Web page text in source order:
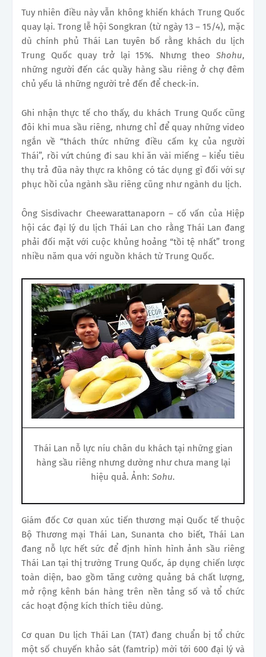
Tuy nhiên điều này vẫn không khiến khách Trung Quốc
quay lại. Trong lễ hội Songkran (từ ngày 13 – 15/4), mặc
dù chính phủ Thái Lan tuyên bố rằng khách du lịch
Trung Quốc quay trở lại 15%. Nhưng theo Shohu,
những người đến các quầy hàng sầu riêng ở chợ đêm
chủ yếu là những người trẻ đến để check-in.
Ghi nhận thực tế cho thấy, du khách Trung Quốc cũng
đôi khi mua sầu riêng, nhưng chỉ để quay những video
ngắn về “thách thức những điều cấm kỵ của người
Thái”, rồi vứt chúng đi sau khi ăn vài miếng – kiểu tiêu
thụ trả đũa này thực ra không có tác dụng gì đối với sự
phục hồi của ngành sầu riêng cũng như ngành du lịch.
Ông Sisdivachr Cheewarattanaporn – cố vấn của Hiệp
hội các đại lý du lịch Thái Lan cho rằng Thái Lan đang
phải đối mặt với cuộc khủng hoảng “tồi tệ nhất” trong
nhiều năm qua với nguồn khách từ Trung Quốc.
Thái Lan nỗ lực níu chân du khách tại những gian
hàng sầu riêng nhưng dường như chưa mang lại
hiệu quả. Ảnh: Sohu.
Giám đốc Cơ quan xúc tiến thương mại Quốc tế thuộc
Bộ Thương mại Thái Lan, Sunanta cho biết, Thái Lan
đang nỗ lực hết sức để định hình hình ảnh sầu riêng
Thái Lan tại thị trường Trung Quốc, áp dụng chiến lược
toàn diện, bao gồm tăng cường quảng bá chất lượng,
mở rộng kênh bán hàng trên nền tảng số và tổ chức
các hoạt động kích thích tiêu dùng.
Cơ quan Du lịch Thái Lan (TAT) đang chuẩn bị tổ chức
một số chuyến khảo sát (famtrip) mời tới 600 đại lý và